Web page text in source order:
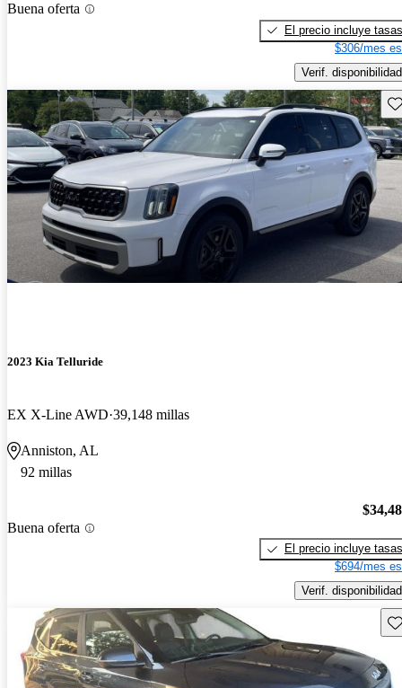
Buena oferta
El precio incluye tasas
$306/mes
Verif. disponibilidad
2023 Kia Telluride
EX X-Line AWD 39,148 millas
Anniston, AL
92 millas
Buena oferta
El precio incluye tasas
$694/mes
Verif. disponibilidad